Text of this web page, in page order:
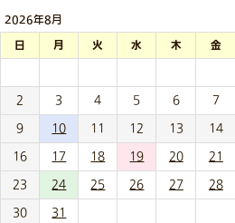
2026年8月
日 月 火 水 木 金
2
3 4 5 6 7
9
10 11 12 13 14
16
17 18 19 20 21
23
24 25 26 27 28
30
31